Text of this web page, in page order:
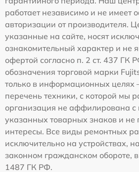
работает независимо и не имеет
авторизации от производителя.
указанные на сайте, носят
ознакомительный характер и не
офертой согласно п. 2 ст. 437 ГК
обозначения торговой марки
только в информационных целях
перечень техники, с которой мы
организация не аффилирована с
указанных товарных знаков и не
интересы. Все виды ремонтных
исключительно на устройствах,
законном гражданском обороте, в
1487 ГК РФ.